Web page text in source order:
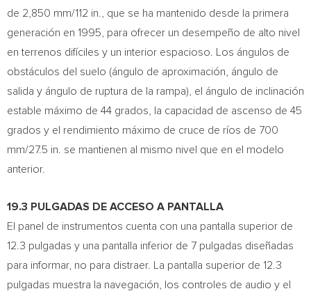
de 2,850 mm/112 in., que se ha mantenido desde la primera
generación en 1995, para ofrecer un desempeño de alto nivel
en terrenos difíciles y un interior espacioso. Los ángulos de
obstáculos del suelo (ángulo de aproximación, ángulo de
salida y ángulo de ruptura de la rampa), el ángulo de inclinación
estable máximo de 44 grados, la capacidad de ascenso de 45
grados y el rendimiento máximo de cruce de ríos de 700
mm/27.5 in. se mantienen al mismo nivel que en el modelo
anterior.
19.3 PULGADAS DE ACCESO A PANTALLA
El panel de instrumentos cuenta con una pantalla superior de
12.3 pulgadas y una pantalla inferior de 7 pulgadas diseñadas
para informar, no para distraer. La pantalla superior de 12.3
pulgadas muestra la navegación, los controles de audio y el